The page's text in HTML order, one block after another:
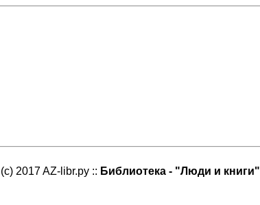
(c) 2017 AZ-libr.ру :: Библиотека - "Люди и книги"